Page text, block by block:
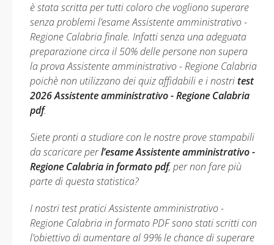
è stata scritta per tutti coloro che vogliono superare
senza problemi l’esame Assistente amministrativo -
Regione Calabria finale. Infatti senza una adeguata
preparazione circa il 50% delle persone non supera
la prova Assistente amministrativo - Regione Calabria
poichè non utilizzano dei quiz affidabili e i nostri test
2026 Assistente amministrativo - Regione Calabria
pdf.
Siete pronti a studiare con le nostre prove stampabili
da scaricare perl’esame Assistente amministrativo -
Regione Calabria in formato pdf, per non fare più
parte di questa statistica?
I nostri test pratici Assistente amministrativo -
Regione Calabria in formato PDF sono stati scritti con
l’obiettivo di aumentare al 99% le chance di superare